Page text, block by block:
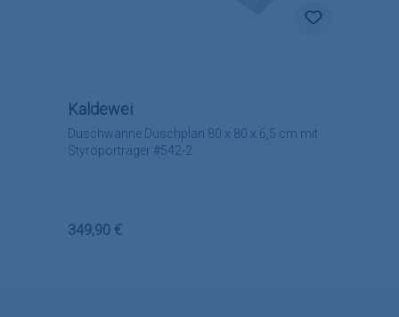
Duschwanne Duschplan 80 x 80 x 6,5 cm mit
Styroporträger #542-2
Kaldewei
Regulärer Preis:
349,90 €